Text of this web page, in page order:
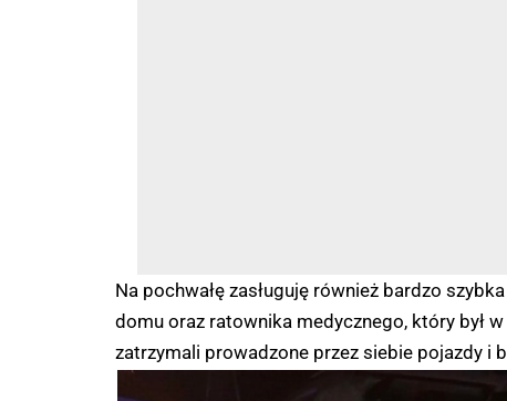
Na pochwałę zasługuję również bardzo
domu oraz ratownika medycznego, który był
zatrzymali prowadzone przez siebie pojazdy i